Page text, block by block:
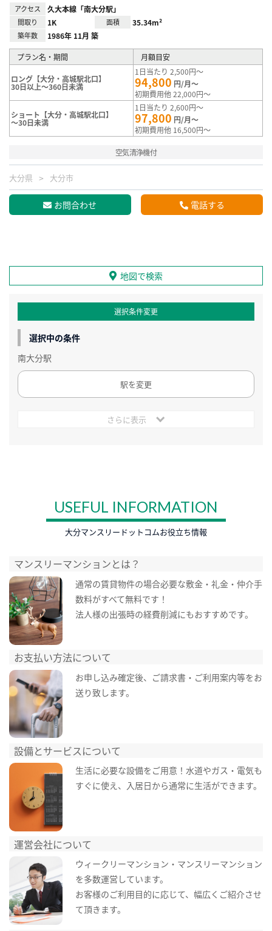
アクセス 久大本線「南大分駅」
間取り 1K 面積 35.34m²
築年数 1986年 11月 築
プラン名・期間 月額目安
ロング【大分・高城駅北口】
30日以上～360日未満
1日当たり 2,500円～
94,800 円/月～
初期費用他 22,000円～
ショート【大分・高城駅北口】
～30日未満
1日当たり 2,600円～
97,800 円/月～
初期費用他 16,500円～
空気清浄機付
大分県 大分市
お問合わせ 電話する
地図で検索
選択条件変更
選択中の条件
南大分駅
駅を変更
さらに表示
USEFUL INFORMATION
大分マンスリードットコムお役立ち情報
マンスリーマンションとは？
通常の賃貸物件の場合必要な敷金・礼金・仲介手
数料がすべて無料です！
法人様の出張時の経費削減にもおすすめです。
お支払い方法について
お申し込み確定後、ご請求書・ご利用案内等をお
送り致します。
設備とサービスについて
生活に必要な設備をご用意！水道やガス・電気も
すぐに使え、入居日から通常に生活ができます。
運営会社について
ウィークリーマンション・マンスリーマンション
を多数運営しています。
お客様のご利用目的に応じて、幅広くご紹介させ
て頂きます。